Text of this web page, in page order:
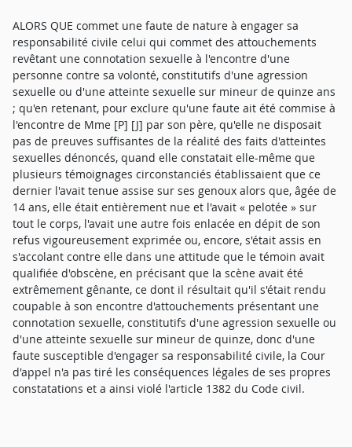
ALORS QUE commet une faute de nature à engager sa
responsabilité civile celui qui commet des attouchements
revêtant une connotation sexuelle à l'encontre d'une
personne contre sa volonté, constitutifs d'une agression
sexuelle ou d'une atteinte sexuelle sur mineur de quinze ans
; qu'en retenant, pour exclure qu'une faute ait été commise à
l'encontre de Mme [P] [J] par son père, qu'elle ne disposait
pas de preuves suffisantes de la réalité des faits d'atteintes
sexuelles dénoncés, quand elle constatait elle-même que
plusieurs témoignages circonstanciés établissaient que ce
dernier l'avait tenue assise sur ses genoux alors que, âgée de
14 ans, elle était entièrement nue et l'avait « pelotée » sur
tout le corps, l'avait une autre fois enlacée en dépit de son
refus vigoureusement exprimée ou, encore, s'était assis en
s'accolant contre elle dans une attitude que le témoin avait
qualifiée d'obscène, en précisant que la scène avait été
extrêmement gênante, ce dont il résultait qu'il s'était rendu
coupable à son encontre d'attouchements présentant une
connotation sexuelle, constitutifs d'une agression sexuelle ou
d'une atteinte sexuelle sur mineur de quinze, donc d'une
faute susceptible d'engager sa responsabilité civile, la Cour
d'appel n'a pas tiré les conséquences légales de ses propres
constatations et a ainsi violé l'article 1382 du Code civil.